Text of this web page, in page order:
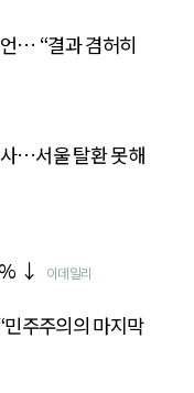
언… “결과 겸허히
…서울 탈환 못해
↓ 이데일리
주주의의 마지막